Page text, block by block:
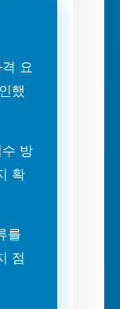
요
했
방
확
를
점